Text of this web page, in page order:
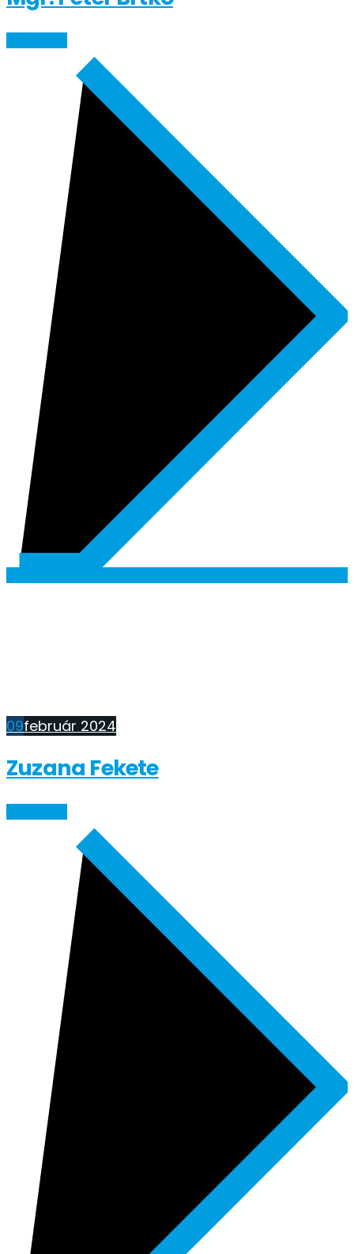
09február 2024
Zuzana Fekete